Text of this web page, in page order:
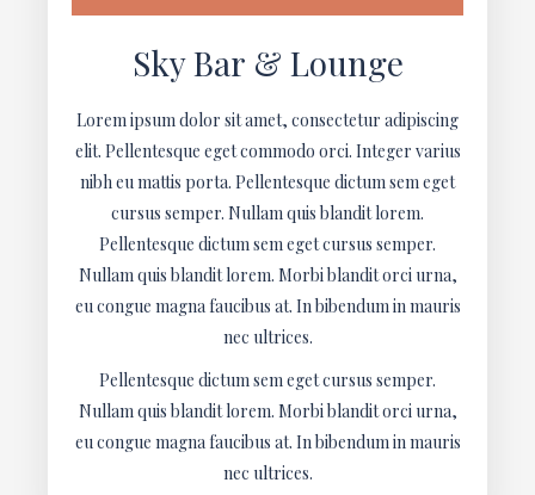
Sky Bar & Lounge
Lorem ipsum dolor sit amet, consectetur adipiscing
elit. Pellentesque eget commodo orci. Integer varius
nibh eu mattis porta. Pellentesque dictum sem eget
cursus semper. Nullam quis blandit lorem.
Pellentesque dictum sem eget cursus semper.
Nullam quis blandit lorem. Morbi blandit orci urna,
eu congue magna faucibus at. In bibendum in mauris
nec ultrices.
Pellentesque dictum sem eget cursus semper.
Nullam quis blandit lorem. Morbi blandit orci urna,
eu congue magna faucibus at. In bibendum in mauris
nec ultrices.